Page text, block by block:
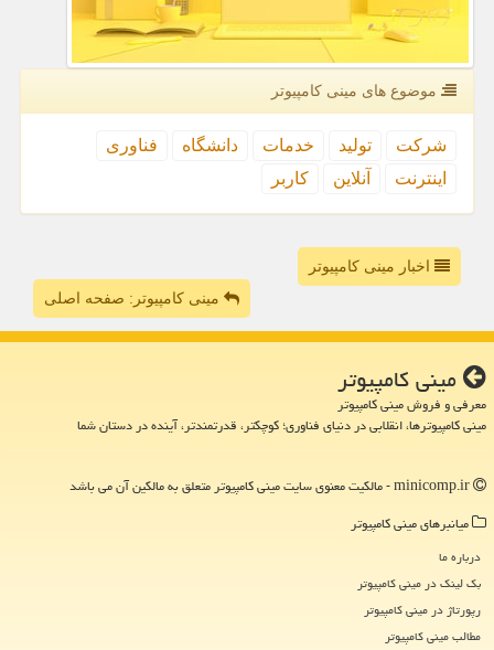
موضوع های مینی كامپیوتر
شركت تولید خدمات دانشگاه
فناوری
اینترنت
آنلاین كاربر
اخبار مینی کامپیوتر
مینی کامپیوتر: صفحه اصلی
مینی كامپیوتر
معرفی و فروش مینی کامپیوتر
مینی کامپیوترها، انقلابی در دنیای فناوری؛ کوچکتر، قدرتمندتر، آینده در دستان شما
میانبرهای مینی كامپیوتر
درباره ما
بک لینک در مینی كامپیوتر
رپورتاژ در مینی كامپیوتر
مطالب مینی كامپیوتر